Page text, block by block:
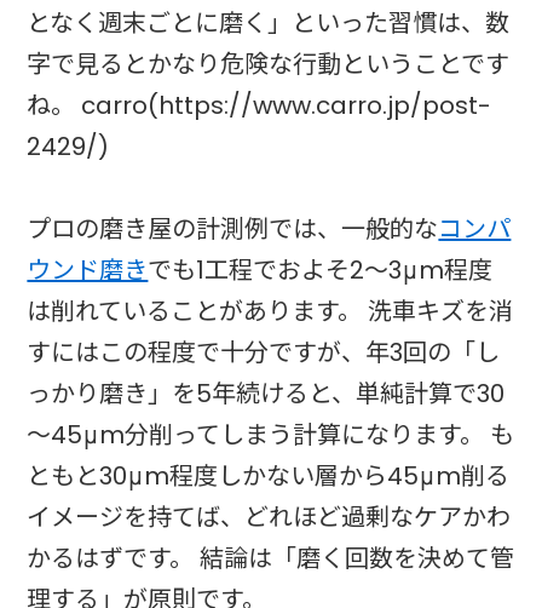
となく週末ごとに磨く」といった習慣は、数
字で見るとかなり危険な行動ということです
ね。 carro(https://www.carro.jp/post-
2429/)
プロの磨き屋の計測例では、一般的なコンパ
ウンド磨きでも1工程でおよそ2～3μm程度
は削れていることがあります。 洗車キズを消
すにはこの程度で十分ですが、年3回の「し
っかり磨き」を5年続けると、単純計算で30
～45μm分削ってしまう計算になります。 も
ともと30μm程度しかない層から45μm削る
イメージを持てば、どれほど過剰なケアかわ
かるはずです。 結論は「磨く回数を決めて管
理する」が原則です。